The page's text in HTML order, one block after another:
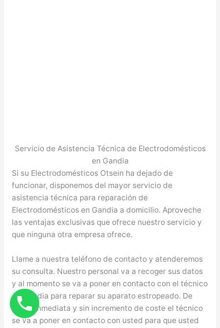
Servicio de Asistencia Técnica de Electrodomésticos
en Gandia
Si su Electrodomésticos Otsein ha dejado de
funcionar, disponemos del mayor servicio de
asistencia técnica para reparación de
Electrodomésticos en Gandia a domicilio. Aproveche
las ventajas exclusivas que ofrece nuestro servicio y
que ninguna otra empresa ofrece.
Llame a nuestra teléfono de contacto y atenderemos
su consulta. Nuestro personal va a recoger sus datos
y al momento se va a poner en contacto con el técnico
en Gandia para reparar su aparato estropeado. De
forma inmediata y sin incremento de coste el técnico
se va a poner en contacto con usted para que usted